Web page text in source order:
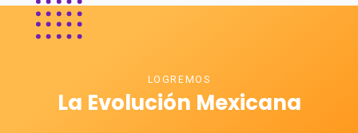
LOGREMOS
La Evolución Mexicana